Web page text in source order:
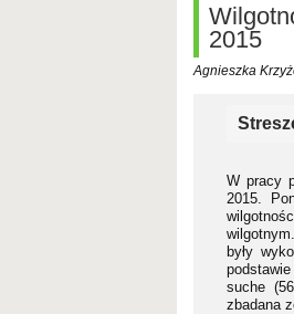
2015
Agnieszka
W pracy
2015.
były
suche
zbadana